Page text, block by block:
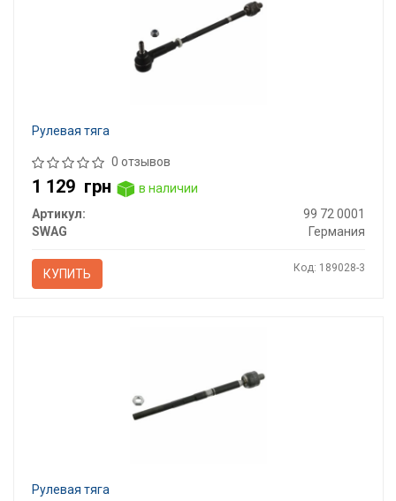
Рулевая тяга
0 отзывов
1 129 грн
в наличии
Артикул:
99 72 0001
SWAG
Германия
КУПИТЬ Код: 189028-3
Рулевая тяга